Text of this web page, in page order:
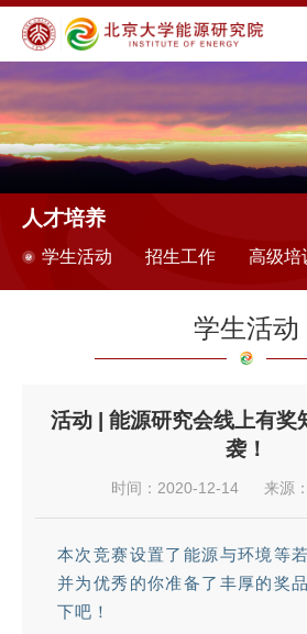
人才培养
学生活动 招生工作 高级培
学生活动
活动 | 能源研究会线上有奖
袭！
时间：2020-12-14 来源：
本次竞赛设置了能源与环境等
并为优秀的你准备了丰厚的奖
下吧！